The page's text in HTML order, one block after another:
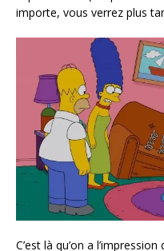
importe, vous verrez plus
C’est là qu’on a